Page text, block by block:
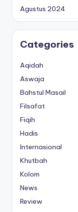
Agustus 2024
Categories
Aqidah
Aswaja
Bahstul Masail
Filsafat
Fiqih
Hadis
Internasional
Khutbah
Kolom
News
Review